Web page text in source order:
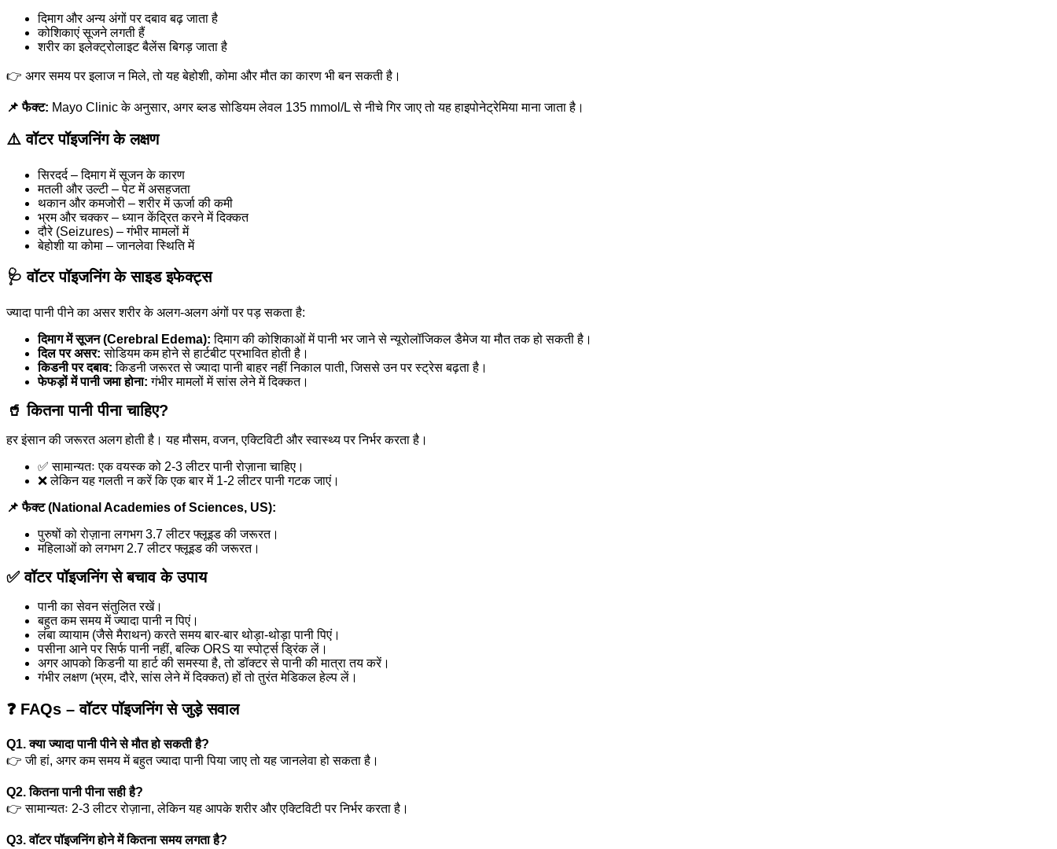
दिमाग और अन्य अंगों पर दबाव बढ़ जाता है
कोशिकाएं सूजने लगती हैं
शरीर का इलेक्ट्रोलाइट बैलेंस बिगड़ जाता है
👉 अगर समय पर इलाज न मिले, तो यह बेहोशी, कोमा और मौत का कारण भी बन सकती है।
📌 फैक्ट: Mayo Clinic के अनुसार, अगर ब्लड सोडियम लेवल 135 mmol/L से नीचे गिर जाए तो यह हाइपोनेट्रेमिया माना जाता है।
⚠️ वॉटर पॉइजनिंग के लक्षण
सिरदर्द – दिमाग में सूजन के कारण
मतली और उल्टी – पेट में असहजता
थकान और कमजोरी – शरीर में ऊर्जा की कमी
भ्रम और चक्कर – ध्यान केंद्रित करने में दिक्कत
दौरे (Seizures) – गंभीर मामलों में
बेहोशी या कोमा – जानलेवा स्थिति में
🩺 वॉटर पॉइजनिंग के साइड इफेक्ट्स
ज्यादा पानी पीने का असर शरीर के अलग-अलग अंगों पर पड़ सकता है:
दिमाग में सूजन (Cerebral Edema): दिमाग की कोशिकाओं में पानी भर जाने से न्यूरोलॉजिकल डैमेज या मौत तक हो सकती है।
दिल पर असर: सोडियम कम होने से हार्टबीट प्रभावित होती है।
किडनी पर दबाव: किडनी जरूरत से ज्यादा पानी बाहर नहीं निकाल पाती, जिससे उन पर स्ट्रेस बढ़ता है।
फेफड़ों में पानी जमा होना: गंभीर मामलों में सांस लेने में दिक्कत।
🥤 कितना पानी पीना चाहिए?
हर इंसान की जरूरत अलग होती है। यह मौसम, वजन, एक्टिविटी और स्वास्थ्य पर निर्भर करता है।
✅ सामान्यतः एक वयस्क को 2-3 लीटर पानी रोज़ाना चाहिए।
❌ लेकिन यह गलती न करें कि एक बार में 1-2 लीटर पानी गटक जाएं।
📌 फैक्ट (National Academies of Sciences, US):
पुरुषों को रोज़ाना लगभग 3.7 लीटर फ्लूइड की जरूरत।
महिलाओं को लगभग 2.7 लीटर फ्लूइड की जरूरत।
✅ वॉटर पॉइजनिंग से बचाव के उपाय
पानी का सेवन संतुलित रखें।
बहुत कम समय में ज्यादा पानी न पिएं।
लंबा व्यायाम (जैसे मैराथन) करते समय बार-बार थोड़ा-थोड़ा पानी पिएं।
पसीना आने पर सिर्फ पानी नहीं, बल्कि ORS या स्पोर्ट्स ड्रिंक लें।
अगर आपको किडनी या हार्ट की समस्या है, तो डॉक्टर से पानी की मात्रा तय करें।
गंभीर लक्षण (भ्रम, दौरे, सांस लेने में दिक्कत) हों तो तुरंत मेडिकल हेल्प लें।
❓ FAQs – वॉटर पॉइजनिंग से जुड़े सवाल
Q1. क्या ज्यादा पानी पीने से मौत हो सकती है?
👉 जी हां, अगर कम समय में बहुत ज्यादा पानी पिया जाए तो यह जानलेवा हो सकता है।
Q2. कितना पानी पीना सही है?
👉 सामान्यतः 2-3 लीटर रोज़ाना, लेकिन यह आपके शरीर और एक्टिविटी पर निर्भर करता है।
Q3. वॉटर पॉइजनिंग होने में कितना समय लगता है?